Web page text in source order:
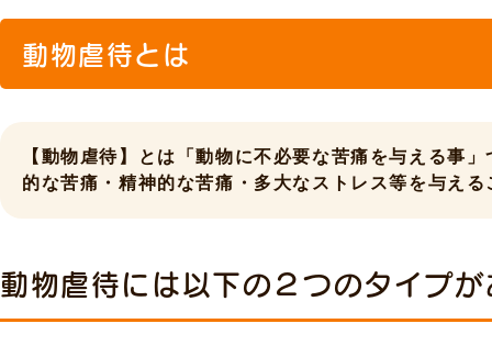
動物虐待とは
【動物虐待】とは「動物に不必要な苦痛を与える事
的な苦痛・精神的な苦痛・多大なストレス等を与える
動物虐待には以下の２つのタイプ